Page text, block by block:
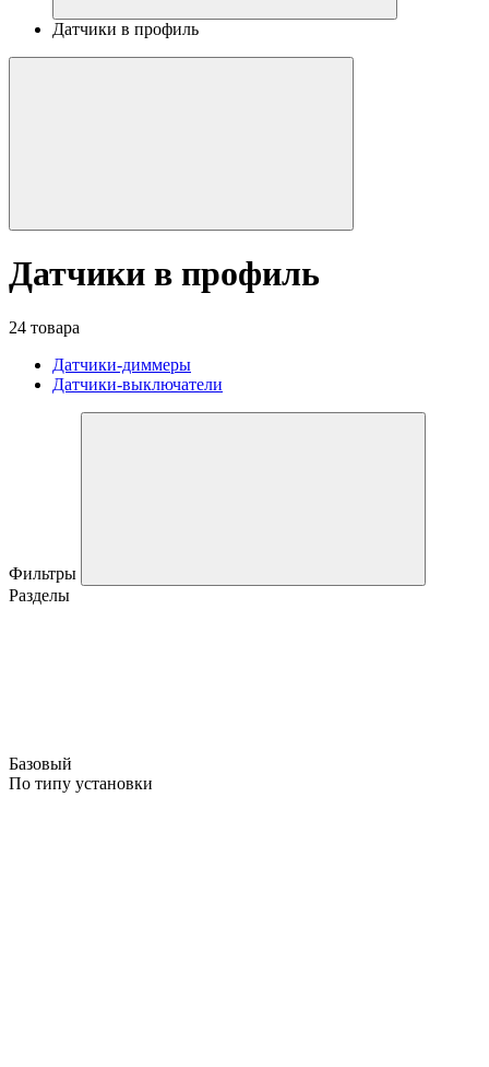
Датчики в профиль
Датчики в профиль
24 товара
Датчики-диммеры
Датчики-выключатели
Фильтры
Разделы
Базовый
По типу установки